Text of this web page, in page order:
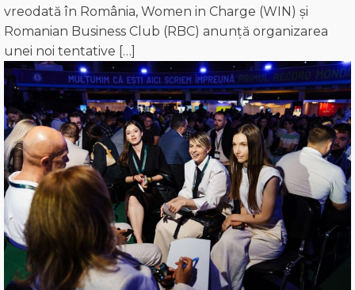
vreodată în România, Women in Charge (WIN) și
Romanian Business Club (RBC) anunță organizarea
unei noi tentative […]